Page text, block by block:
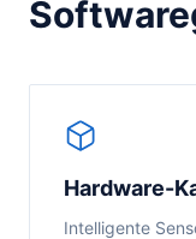
Hardware-
Intelligente